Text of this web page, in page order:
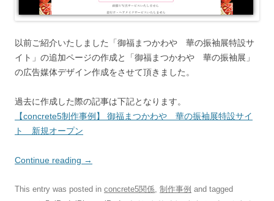
以前ご紹介いたしました「御福まつかわや 華の振袖展特設サ
イト」の追加ページの作成と「御福まつかわや 華の振袖展」
の広告媒体デザイン作成をさせて頂きました。
過去に作成した際の記事は下記となります。
【concrete5制作事例】 御福まつかわや 華の振袖展特設サイ
ト 新規オープン
Continue reading →
This entry was posted in concrete5関係, 制作事例 and tagged